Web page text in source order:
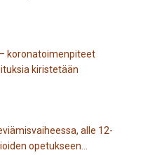
koronatoimenpiteet
kiristetään
alle 12-
opetukseen